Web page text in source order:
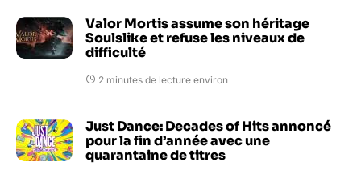
Valor Mortis assume son héritage
Soulslike et refuse les niveaux de
difficulté
2 minutes de lecture environ
Just Dance: Decades of Hits annoncé
pour la fin d’année avec une
quarantaine de titres